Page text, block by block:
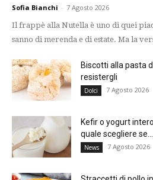
Sofia Bianchi - 7 Agosto 2026
Il frappè alla Nutella è uno di quei
sanno di merenda e di estate. Ma la
Biscotti alla pasta
resistergli
Dolci 7 Agosto 2026
Kefir o yogurt
quale scegliere se...
News 7 Agosto 2026